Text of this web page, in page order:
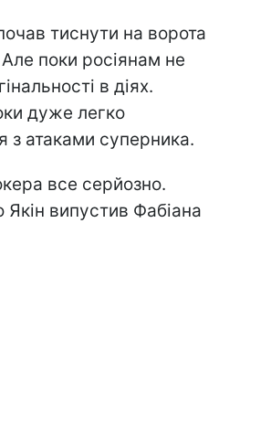
тиснути на ворота
поки росіянам не
в діях.
дуже легко
з атаками суперника.
все серйозно.
Якін випустив Фабіана